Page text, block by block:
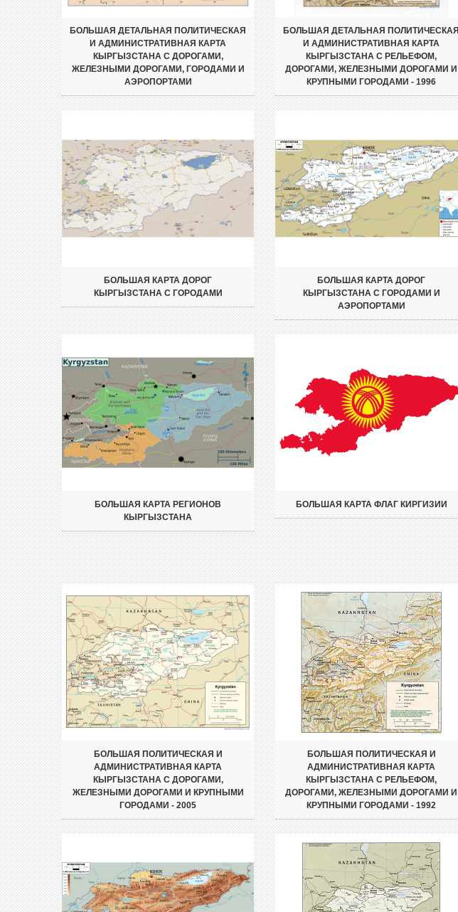
БОЛЬШАЯ ДЕТАЛЬНАЯ ПОЛИТИЧЕСКАЯ
И АДМИНИСТРАТИВНАЯ КАРТА
КЫРГЫЗСТАНА С ДОРОГАМИ,
ЖЕЛЕЗНЫМИ ДОРОГАМИ, ГОРОДАМИ И
АЭРОПОРТАМИ
БОЛЬШАЯ ДЕТАЛЬНАЯ ПОЛИТИЧЕСКАЯ
И АДМИНИСТРАТИВНАЯ КАРТА
КЫРГЫЗСТАНА С РЕЛЬЕФОМ,
ДОРОГАМИ, ЖЕЛЕЗНЫМИ ДОРОГАМИ И
КРУПНЫМИ ГОРОДАМИ - 1996
БОЛЬШАЯ КАРТА ДОРОГ
КЫРГЫЗСТАНА С ГОРОДАМИ
БОЛЬШАЯ КАРТА ДОРОГ
КЫРГЫЗСТАНА С ГОРОДАМИ И
АЭРОПОРТАМИ
БОЛЬШАЯ КАРТА РЕГИОНОВ
КЫРГЫЗСТАНА
БОЛЬШАЯ КАРТА ФЛАГ КИРГИЗИИ
БОЛЬШАЯ ПОЛИТИЧЕСКАЯ И
АДМИНИСТРАТИВНАЯ КАРТА
КЫРГЫЗСТАНА С ДОРОГАМИ,
ЖЕЛЕЗНЫМИ ДОРОГАМИ И КРУПНЫМИ
ГОРОДАМИ - 2005
БОЛЬШАЯ ПОЛИТИЧЕСКАЯ И
АДМИНИСТРАТИВНАЯ КАРТА
КЫРГЫЗСТАНА С РЕЛЬЕФОМ,
ДОРОГАМИ, ЖЕЛЕЗНЫМИ ДОРОГАМИ И
КРУПНЫМИ ГОРОДАМИ - 1992